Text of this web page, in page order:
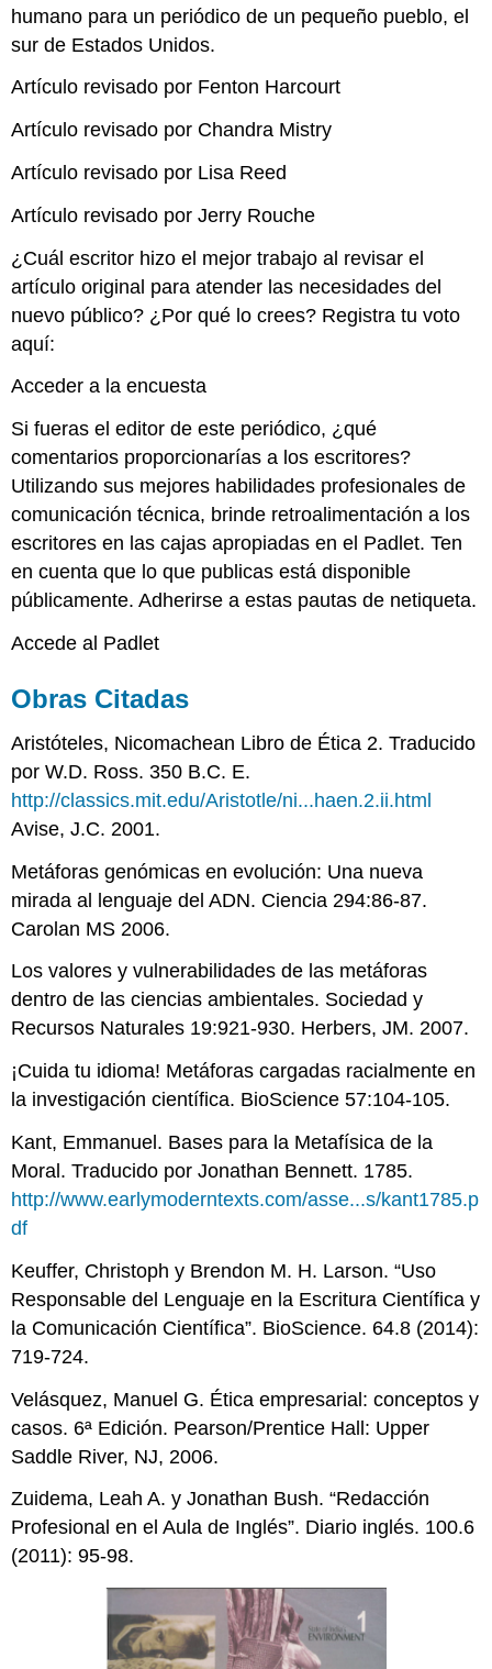
humano para un periódico de un pequeño pueblo, el
sur de Estados Unidos.
Artículo revisado por Fenton Harcourt
Artículo revisado por Chandra Mistry
Artículo revisado por Lisa Reed
Artículo revisado por Jerry Rouche
¿Cuál escritor hizo el mejor trabajo al revisar el
artículo original para atender las necesidades del
nuevo público? ¿Por qué lo crees? Registra tu voto
aquí:
Acceder a la encuesta
Si fueras el editor de este periódico, ¿qué
comentarios proporcionarías a los escritores?
Utilizando sus mejores habilidades profesionales de
comunicación técnica, brinde retroalimentación a los
escritores en las cajas apropiadas en el Padlet. Ten
en cuenta que lo que publicas está disponible
públicamente. Adherirse a estas pautas de netiqueta.
Accede al Padlet
Obras Citadas
Aristóteles, Nicomachean Libro de Ética 2. Traducido
por W.D. Ross. 350 B.C. E.
http://classics.mit.edu/Aristotle/ni...haen.2.ii.html
Avise, J.C. 2001.
Metáforas genómicas en evolución: Una nueva
mirada al lenguaje del ADN. Ciencia 294:86-87.
Carolan MS 2006.
Los valores y vulnerabilidades de las metáforas
dentro de las ciencias ambientales. Sociedad y
Recursos Naturales 19:921-930. Herbers, JM. 2007.
¡Cuida tu idioma! Metáforas cargadas racialmente en
la investigación científica. BioScience 57:104-105.
Kant, Emmanuel. Bases para la Metafísica de la
Moral. Traducido por Jonathan Bennett. 1785.
http://www.earlymoderntexts.com/asse...s/kant1785.p
df
Keuffer, Christoph y Brendon M. H. Larson. “Uso
Responsable del Lenguaje en la Escritura Científica y
la Comunicación Científica”. BioScience. 64.8 (2014):
719-724.
Velásquez, Manuel G. Ética empresarial: conceptos y
casos. 6ª Edición. Pearson/Prentice Hall: Upper
Saddle River, NJ, 2006.
Zuidema, Leah A. y Jonathan Bush. “Redacción
Profesional en el Aula de Inglés”. Diario inglés. 100.6
(2011): 95-98.